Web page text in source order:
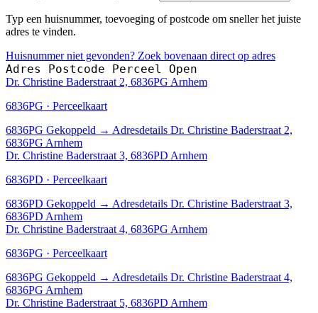
Typ een huisnummer, toevoeging of postcode om sneller het juiste
adres te vinden.
Huisnummer niet gevonden? Zoek bovenaan direct op adres
Adres Postcode Perceel Open
Dr. Christine Baderstraat 2, 6836PG Arnhem
6836PG · Perceelkaart
6836PG Gekoppeld → Adresdetails Dr. Christine Baderstraat 2,
6836PG Arnhem
Dr. Christine Baderstraat 3, 6836PD Arnhem
6836PD · Perceelkaart
6836PD Gekoppeld → Adresdetails Dr. Christine Baderstraat 3,
6836PD Arnhem
Dr. Christine Baderstraat 4, 6836PG Arnhem
6836PG · Perceelkaart
6836PG Gekoppeld → Adresdetails Dr. Christine Baderstraat 4,
6836PG Arnhem
Dr. Christine Baderstraat 5, 6836PD Arnhem